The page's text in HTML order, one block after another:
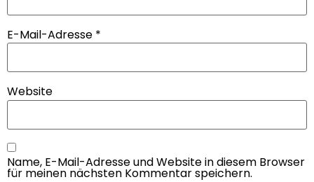
E-Mail-Adresse *
Website
Name, E-Mail-Adresse und Website in diesem Browser
für meinen nächsten Kommentar speichern.